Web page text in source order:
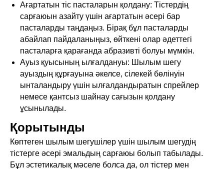
Ағартатын тіс пасталарын қолдану: Тістердің
сарғаюын азайту үшін ағартатын әсері бар
пасталарды таңдаңыз. Бірақ бұл пасталарды
абайлап пайдаланыңыз, өйткені олар әдеттегі
пасталарға қарағанда абразивті болуы мүмкін.
Ауыз қуысының ылғалдануы: Шылым шегу
ауыздың құрғауына әкелсе, сілекей бөлінуін
ынталандыру үшін ылғалдандыратын спрейлер
немесе қантсыз шайнау сағызын қолдану
ұсынылады.
Қорытынды
Көптеген шылым шегушілер үшін шылым шегудің
тістерге әсері эмальдың сарғаюы болып табылады.
Бұл эстетикалық мәселе болса да, ол тістер мен